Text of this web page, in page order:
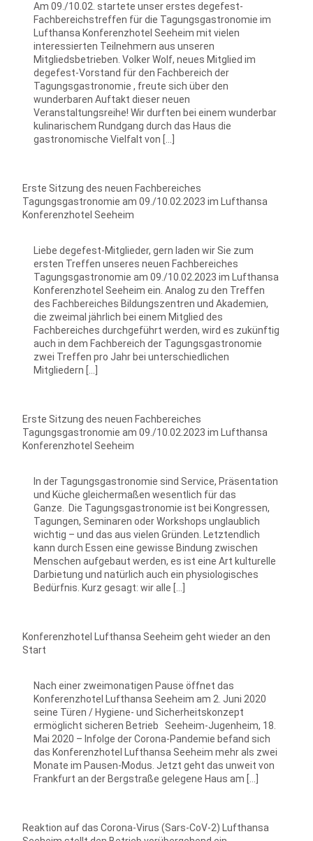
Am 09./10.02. startete unser erstes degefest-
Fachbereichstreffen für die Tagungsgastronomie im
Lufthansa Konferenzhotel Seeheim mit vielen
interessierten Teilnehmern aus unseren
Mitgliedsbetrieben. Volker Wolf, neues Mitglied im
degefest-Vorstand für den Fachbereich der
Tagungsgastronomie , freute sich über den
wunderbaren Auftakt dieser neuen
Veranstaltungsreihe! Wir durften bei einem wunderbar
kulinarischem Rundgang durch das Haus die
gastronomische Vielfalt von […]
Erste Sitzung des neuen Fachbereiches
Tagungsgastronomie am 09./10.02.2023 im Lufthansa
Konferenzhotel Seeheim
Liebe degefest-Mitglieder, gern laden wir Sie zum
ersten Treffen unseres neuen Fachbereiches
Tagungsgastronomie am 09./10.02.2023 im Lufthansa
Konferenzhotel Seeheim ein. Analog zu den Treffen
des Fachbereiches Bildungszentren und Akademien,
die zweimal jährlich bei einem Mitglied des
Fachbereiches durchgeführt werden, wird es zukünftig
auch in dem Fachbereich der Tagungsgastronomie
zwei Treffen pro Jahr bei unterschiedlichen
Mitgliedern […]
Erste Sitzung des neuen Fachbereiches
Tagungsgastronomie am 09./10.02.2023 im Lufthansa
Konferenzhotel Seeheim
In der Tagungs­gastronomie sind Service, Präsentation
und Küche gleichermaßen wesentlich für das
Ganze. Die Tagungsgastronomie ist bei Kongressen,
Tagungen, Seminaren oder Workshops unglaublich
wichtig – und das aus vielen Gründen. Letztendlich
kann durch Essen eine gewisse Bindung zwischen
Menschen aufgebaut werden, es ist eine Art kulturelle
Darbietung und natürlich auch ein physiologisches
Bedürfnis. Kurz gesagt: wir alle […]
Konferenzhotel Lufthansa Seeheim geht wieder an den
Start
Nach einer zweimonatigen Pause öffnet das
Konferenzhotel Lufthansa Seeheim am 2. Juni 2020
seine Türen / Hygiene- und Sicherheitskonzept
ermöglicht sicheren Betrieb Seeheim-Jugenheim, 18.
Mai 2020 – Infolge der Corona-Pandemie befand sich
das Konferenzhotel Lufthansa Seeheim mehr als zwei
Monate im Pausen-Modus. Jetzt geht das unweit von
Frankfurt an der Bergstraße gelegene Haus am […]
Reaktion auf das Corona-Virus (Sars-CoV-2) Lufthansa